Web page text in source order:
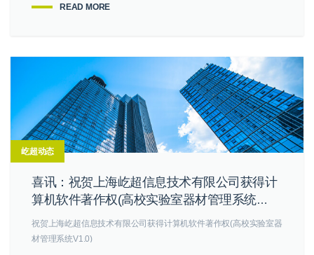
READ MORE
屹超动态
喜讯：祝贺上海屹超信息技术有限公司获得计
算机软件著作权(高校实验室器材管理系统
V1.0)
祝贺上海屹超信息技术有限公司获得计算机软件著作权(高校实验室器
材管理系统V1.0)